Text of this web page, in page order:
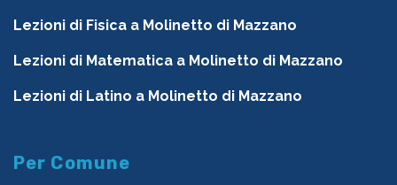
Lezioni di Fisica a Molinetto di Mazzano
Lezioni di Matematica a Molinetto di Mazzano
Lezioni di Latino a Molinetto di Mazzano
Per Comune